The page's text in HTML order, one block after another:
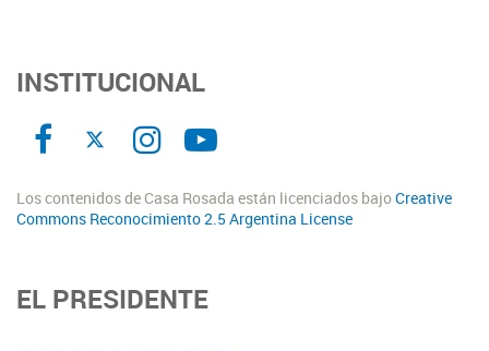
INSTITUCIONAL
Los contenidos de Casa Rosada están licenciados bajoCreative
Commons Reconocimiento 2.5 Argentina License
EL PRESIDENTE